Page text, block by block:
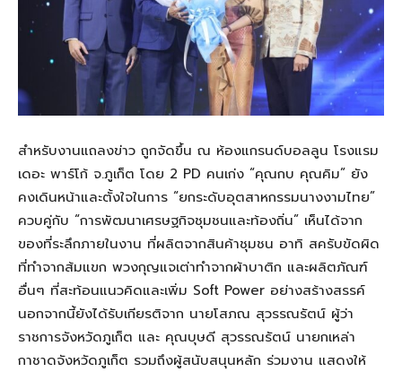
สำหรับงานแถลงข่าว ถูกจัดขึ้น ณ ห้องแกรนด์บอลลูน โรงแรม
เดอะ พาร์โก้ จ.ภูเก็ต โดย 2 PD คนเก่ง “คุณกบ คุณคิม” ยัง
คงเดินหน้าและตั้งใจในการ “ยกระดับอุตสาหกรรมนางงามไทย”
ควบคู่กับ “การพัฒนาเศรษฐกิจชุมชนและท้องถิ่น” เห็นได้จาก
ของที่ระลึกภายในงาน ที่ผลิตจากสินค้าชุมชน อาทิ สครับขัดผิด
ที่ทำจากส้มแขก พวงกุญแจเต่าทำจากผ้าบาติก และผลิตภัณฑ์
อื่นๆ ที่สะท้อนแนวคิดและเพิ่ม Soft Power อย่างสร้างสรรค์
นอกจากนี้ยังได้รับเกียรติจาก นายโสภณ สุวรรณรัตน์ ผู้ว่า
ราชการจังหวัดภูเก็ต และ คุณบุษดี สุวรรณรัตน์ นายกเหล่า
กาชาดจังหวัดภูเก็ต รวมถึงผู้สนับสนุนหลัก ร่วมงาน แสดงให้